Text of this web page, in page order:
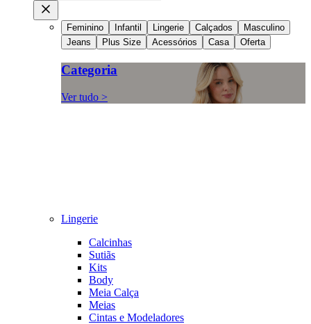
Feminino Infantil Lingerie Calçados
Masculino
Jeans
Plus Size Acessórios Casa Oferta
Categoria
Ver tudo >
Lingerie
Calcinhas
Sutiãs
Kits
Body
Meia Calça
Meias
Cintas e Modeladores